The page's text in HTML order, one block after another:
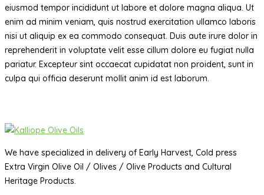
eiusmod tempor incididunt ut labore et dolore magna aliqua. Ut
enim ad minim veniam, quis nostrud exercitation ullamco laboris
nisi ut aliquip ex ea commodo consequat. Duis aute irure dolor in
reprehenderit in voluptate velit esse cillum dolore eu fugiat nulla
pariatur. Excepteur sint occaecat cupidatat non proident, sunt in
culpa qui officia deserunt mollit anim id est laborum.
We have specialized in delivery of Early Harvest, Cold press
Extra Virgin Olive Oil / Olives / Olive Products and Cultural
Heritage Products.